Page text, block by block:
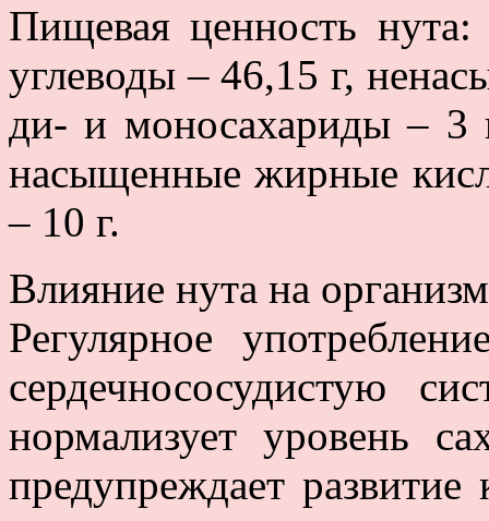
Пищевая ценность
углеводы – 46,15 г,
ди- и моносахариды – 3
насыщенные жирные
– 10 г.
Влияние нута на организм
Регулярное
сердечнососудистую
нормализует уровень
предупреждает